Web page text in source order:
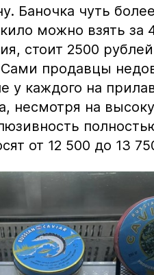
Баночка чуть
можно взять за
стоит 2500
продавцы
у каждого на
несмотря на
от 12 500 до 13